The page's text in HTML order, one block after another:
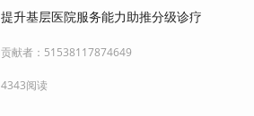
提升基层医院服务能力助推分级诊疗
贡献者： 51538117874649
4343阅读